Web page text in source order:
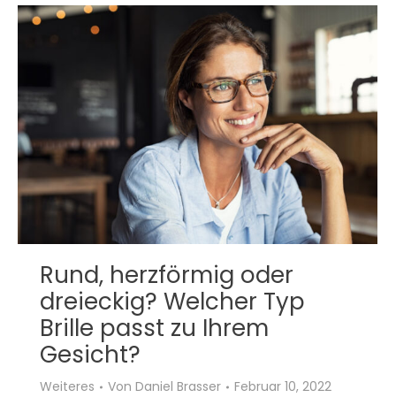
Rund, herzförmig oder
dreieckig? Welcher Typ
Brille passt zu Ihrem
Gesicht?
Weiteres Von Daniel Brasser Februar 10, 2022